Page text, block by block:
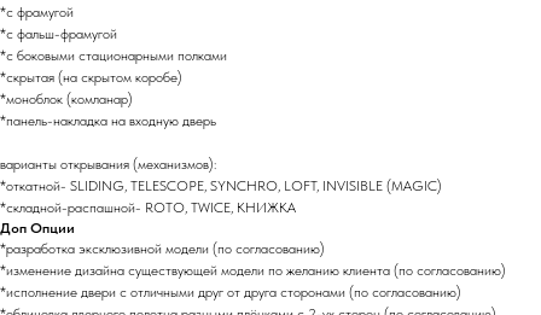
*с фрамугой
*с фальш-фрамугой
*с боковыми стационарными полками
*скрытая (на скрытом коробе)
*моноблок (комланар)
*панель-накладка на входную дверь
варианты открывания (механизмов):
*откатной- SLIDING, TELESCOPE, SYNCHRO, LOFT, INVISIBLE (MAGIC)
*складной-распашной- ROTO, TWICE, КНИЖКА
Доп Опции
*разработка эксклюзивной модели (по согласованию)
*изменение дизайна существующей модели по желанию клиента (по согласованию)
*исполнение двери с отличными друг от друга сторонами (по согласованию)